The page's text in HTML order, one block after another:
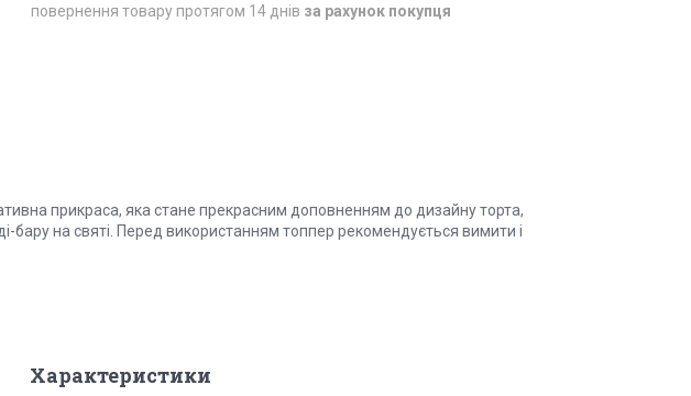
повернення товару протягом 14 днів за рахунок покупця
прикраса, яка стане прекрасним доповненням до дизайну торта,
бару на святі. Перед використанням топпер рекомендується вимити і
Характеристики